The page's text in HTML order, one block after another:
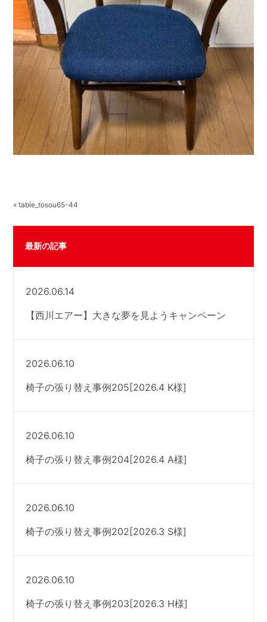
« table_tosou65-44
最新の記事
2026.06.14
【西川エアー】大きな夢を見ようキャンペーン
2026.06.10
椅子の張り替え事例205[2026.4 K様]
2026.06.10
椅子の張り替え事例204[2026.4 A様]
2026.06.10
椅子の張り替え事例202[2026.3 S様]
2026.06.10
椅子の張り替え事例203[2026.3 H様]